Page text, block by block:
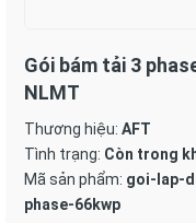
Gói bám tải 3
NLMT
Thương hiệu: AFT
Tình trạng: Còn trong
Mã sản phẩm: goi-lap-
phase-66kwp